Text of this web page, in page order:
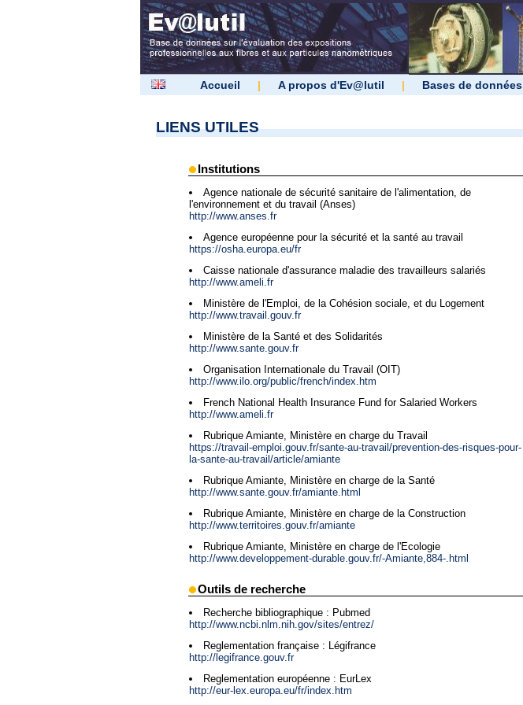
Accueil | A propos d'Ev@lutil | Bases de données
LIENS UTILES
Institutions
Agence nationale de sécurité sanitaire de l'alimentation, de
l'environnement et du travail (Anses)
http://www.anses.fr
Agence européenne pour la sécurité et la santé au travail
https://osha.europa.eu/fr
Caisse nationale d'assurance maladie des travailleurs salariés
http://www.ameli.fr
Ministère de l'Emploi, de la Cohésion sociale, et du Logement
http://www.travail.gouv.fr
Ministère de la Santé et des Solidarités
http://www.sante.gouv.fr
Organisation Internationale du Travail (OIT)
http://www.ilo.org/public/french/index.htm
French National Health Insurance Fund for Salaried Workers
http://www.ameli.fr
Rubrique Amiante, Ministère en charge du Travail
https://travail-emploi.gouv.fr/sante-au-travail/prevention-des-risques-pour-
la-sante-au-travail/article/amiante
Rubrique Amiante, Ministère en charge de la Santé
http://www.sante.gouv.fr/amiante.html
Rubrique Amiante, Ministère en charge de la Construction
http://www.territoires.gouv.fr/amiante
Rubrique Amiante, Ministère en charge de l'Ecologie
http://www.developpement-durable.gouv.fr/-Amiante,884-.html
Outils de recherche
Recherche bibliographique : Pubmed
http://www.ncbi.nlm.nih.gov/sites/entrez/
Reglementation française : Légifrance
http://legifrance.gouv.fr
Reglementation européenne : EurLex
http://eur-lex.europa.eu/fr/index.htm